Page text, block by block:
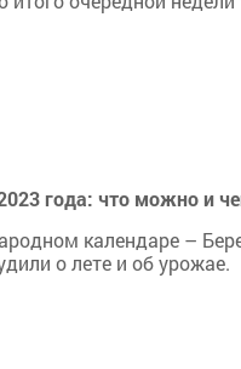
года: что можно и
календаре –
о лете и об урожае.